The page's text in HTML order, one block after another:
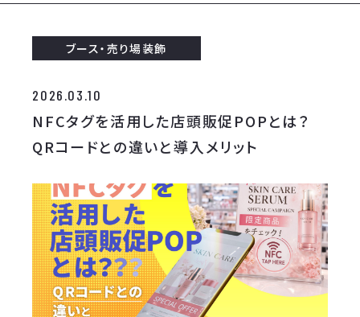
ブース・売り場装飾
2026.03.10
NFCタグを活用した店頭販促POPとは？
QRコードとの違いと導入メリット